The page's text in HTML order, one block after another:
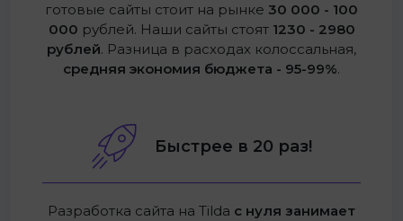
готовые сайты стоит на рынке 30 000 - 100
000 рублей. Наши сайты стоят 1230 - 2980
рублей. Разница в расходах колоссальная,
средняя экономия бюджета - 95-99%.
Быстрее в 20 раз!
Разработка сайта на Tilda с нуля занимает